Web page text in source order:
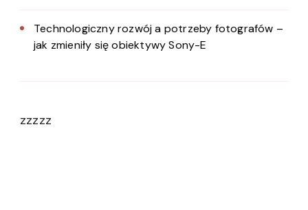
Technologiczny rozwój a potrzeby fotografów –
jak zmieniły się obiektywy Sony-E
zzzzz